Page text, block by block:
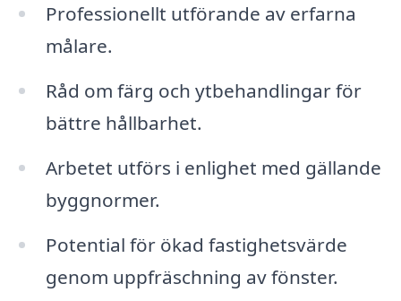
Professionellt utförande av erfarna
målare.
Råd om färg och ytbehandlingar för
bättre hållbarhet.
Arbetet utförs i enlighet med gällande
byggnormer.
Potential för ökad fastighetsvärde
genom uppfräschning av fönster.